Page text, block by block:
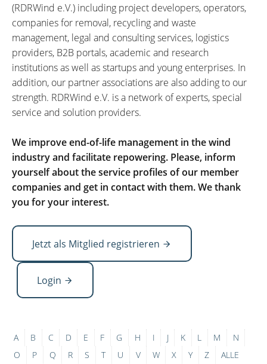
(RDRWind e.V.) including project developers, operators,
companies for removal, recycling and waste
management, legal and consulting services, logistics
providers, B2B portals, academic and research
institutions as well as startups and young enterprises. In
addition, our partner associations are also adding to our
strength. RDRWind e.V. is a network of experts, special
service and solution providers.
We improve end-of-life management in the wind
industry and facilitate repowering. Please, inform
yourself about the service profiles of our member
companies and get in contact with them. We thank
you for your interest.
Jetzt als Mitglied registrieren
Login
A B C D E F G H I J K L M
N
O
P Q R S T U V W X Y Z ALLE